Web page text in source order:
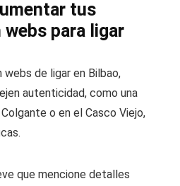
tus
para ligar
de ligar en Bilbao,
autenticidad, como una
o en el Casco Viejo,
que mencione detalles